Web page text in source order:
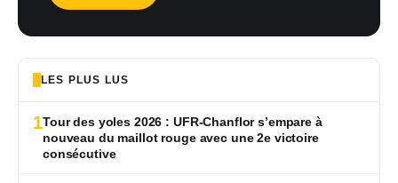
LES PLUS LUS
1Tour des yoles 2026 : UFR-Chanflor s’empare à
nouveau du maillot rouge avec une 2e victoire
consécutive